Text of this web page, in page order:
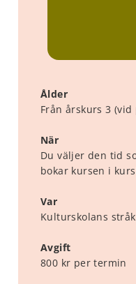
Ålder
Från årskurs 3
När
Du väljer den tid
bokar kursen i
Var
Kulturskolans
Avgift
800 kr per termin